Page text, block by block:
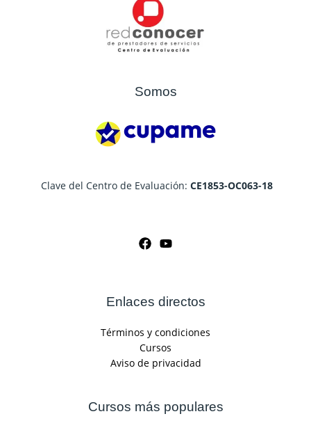
Somos
Clave del Centro de Evaluación: CE1853-OC063-18
Enlaces directos
Términos y condiciones
Cursos
Aviso de privacidad
Cursos más populares